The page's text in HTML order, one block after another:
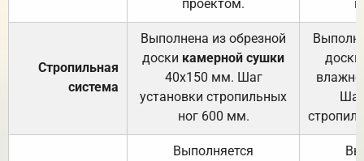
проектом.
Стропильная
система
Выполнена из обрезной
доски камерной сушки
40х150 мм. Шаг
установки стропильных
ног 600 мм.
доски
Выполняется